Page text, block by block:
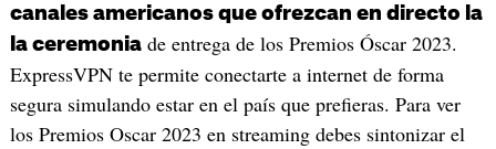
canales americanos que ofrezcan en directo la
la ceremoniade entrega de los Premios Óscar 2023.
ExpressVPN te permite conectarte a internet de forma
segura simulando estar en el país que prefieras. Para ver
los Premios Oscar 2023 en streaming debes sintonizar el